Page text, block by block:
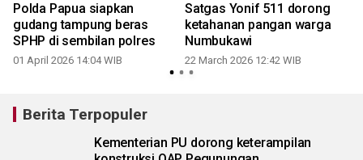
Polda Papua siapkan
gudang tampung beras
SPHP di sembilan polres
01 April 2026 14:04 WIB
Satgas Yonif 511 dorong
ketahanan pangan warga
Numbukawi
22 March 2026 12:42 WIB
Berita Terpopuler
Kementerian PU dorong keterampilan